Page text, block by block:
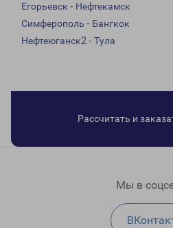
Егорьевск - Нефтекамск
Симферополь - Бангкок
Нефтеюганск2 - Тула
Рассчитать и
Мы в